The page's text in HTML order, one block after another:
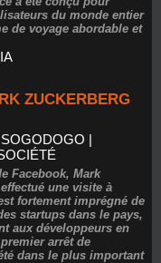
du monde entier
de voyage abordable et
ZUCKERBERG
|
Facebook, Mark
une visite à
fortement imprégné de
startups dans le pays,
aux développeurs en
arrêt de
dans le plus important